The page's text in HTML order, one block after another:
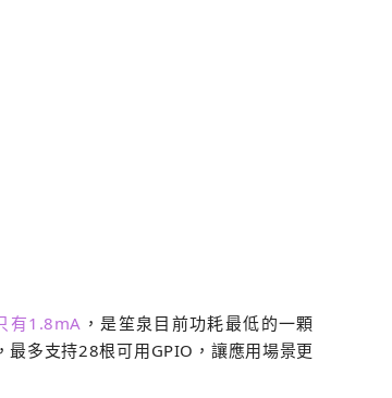
有1.8mA ，是笙泉目前功耗最低的一顆
多支持28根可用GPIO，讓應用場景更